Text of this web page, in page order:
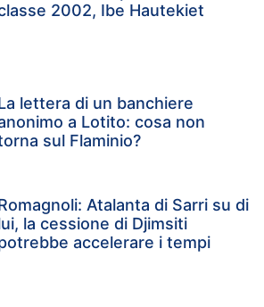
2002, Ibe Hautekiet
lettera di un banchiere
a Lotito: cosa non
sul Flaminio?
Atalanta di Sarri su di
la cessione di Djimsiti
accelerare i tempi